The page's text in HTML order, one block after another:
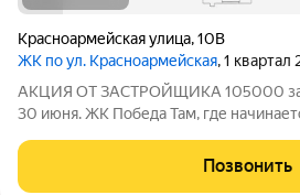
Красноармейская улица,10В
ЖК по ул. Красноармейская, 1 квартал
АКЦИЯ ОТ ЗАСТРОЙЩИКА 105000 за
30 июня. ЖК Победа Там, где
современный 5-этажный кирпичный
созданный в формате уютного
Позвонить